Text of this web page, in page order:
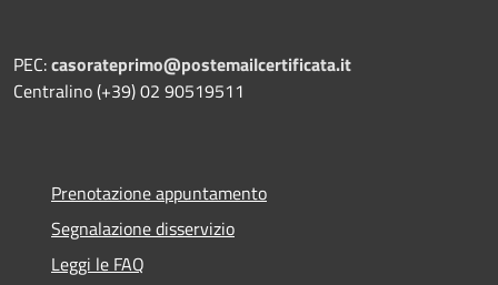
PEC:casorateprimo@postemailcertificata.it
Centralino (+39) 02 90519511
Prenotazione appuntamento
Segnalazione disservizio
Leggi le FAQ